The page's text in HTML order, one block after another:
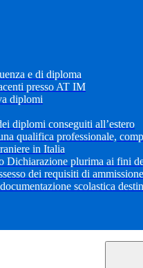
e di diploma
presso AT IM
diplomi
diplomi conseguiti all’estero
qualifica professionale,
in Italia
plurima ai fini
dei requisiti di
scolastica